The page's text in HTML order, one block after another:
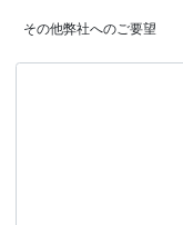
その他弊社へのご要望